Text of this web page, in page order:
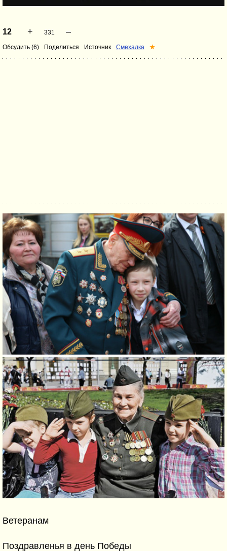
12 + 331 –
Обсудить (6) Поделиться Источник Смехалка ★
Ветеранам
Поздравленья в день Победы